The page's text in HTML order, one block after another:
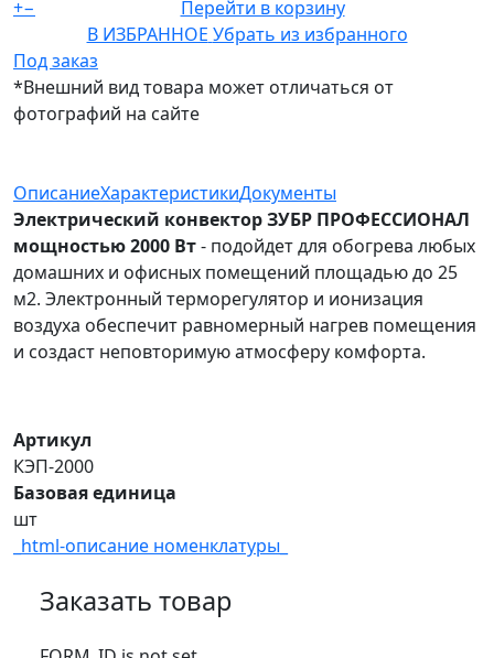
+−
Перейти в корзину
В ИЗБРАННОЕ Убрать из избранного
Под заказ
*Внешний вид товара может отличаться от
фотографий на сайте
ОписаниеХарактеристикиДокументы
Электрический конвектор ЗУБР ПРОФЕССИОНАЛ
мощностью 2000 Вт- подойдет для обогрева любых
домашних и офисных помещений площадью до 25
м2. Электронный терморегулятор и ионизация
воздуха обеспечит равномерный нагрев помещения
и создаст неповторимую атмосферу комфорта.
Артикул
КЭП-2000
Базовая единица
шт
_html-описание номенклатуры_
Заказать товар